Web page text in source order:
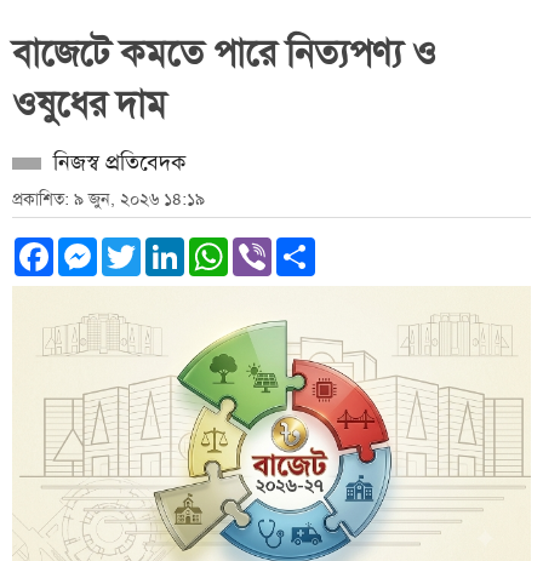
বাজেটে কমতে পারে নিত্যপণ্য ও
ওষুধের দাম
নিজস্ব প্রতিবেদক
প্রকাশিত: ৯ জুন, ২০২৬ ১৪:১৯
Facebook
Messenger
TwitterLinkedInWhatsApp
Viber